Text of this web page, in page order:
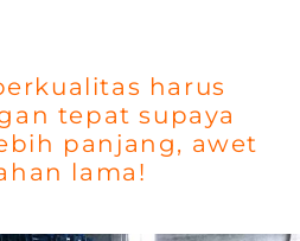
harus
tepat supaya
panjang, awet
lama!